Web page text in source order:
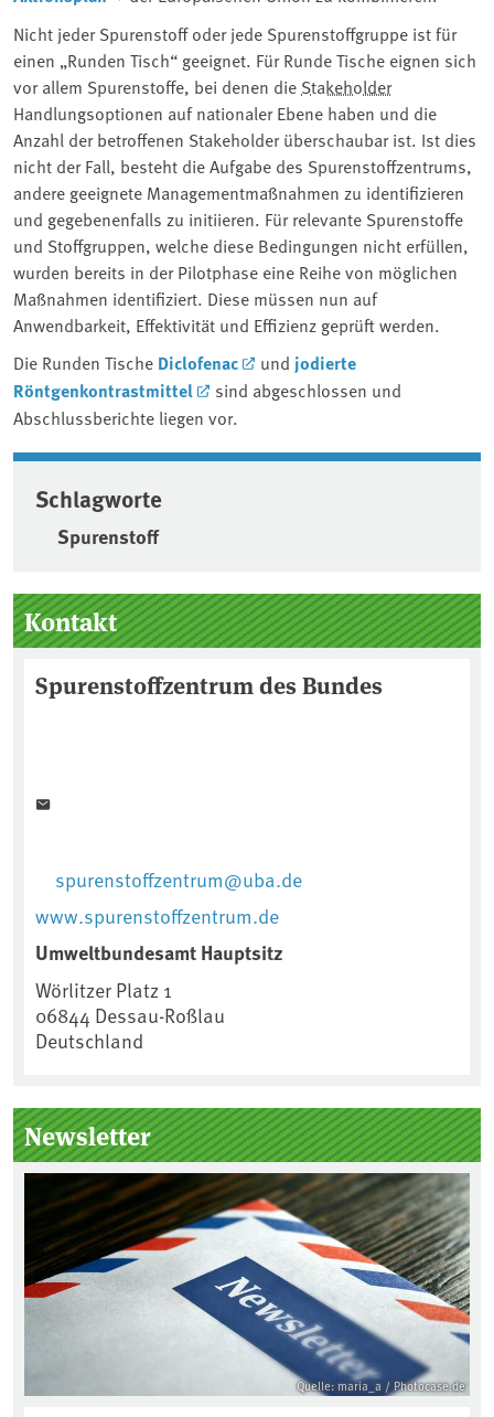
Nicht jeder Spurenstoff oder jede Spurenstoffgruppe ist für
einen „Runden Tisch“ geeignet. Für Runde Tische eignen sich
vor allem Spurenstoffe, bei denen die Stakeholder
Handlungsoptionen auf nationaler Ebene haben und die
Anzahl der betroffenen Stakeholder überschaubar ist. Ist dies
nicht der Fall, besteht die Aufgabe des Spurenstoffzentrums,
andere geeignete Managementmaßnahmen zu identifizieren
und gegebenenfalls zu initiieren. Für relevante Spurenstoffe
und Stoffgruppen, welche diese Bedingungen nicht erfüllen,
wurden bereits in der Pilotphase eine Reihe von möglichen
Maßnahmen identifiziert. Diese müssen nun auf
Anwendbarkeit, Effektivität und Effizienz geprüft werden.
Die Runden Tische Diclofenac und jodierte
Röntgenkontrastmittel
sind abgeschlossen und
Abschlussberichte liegen vor.
Schlagworte
Spurenstoff
Seitenleiste
Kontakt
Spurenstoffzentrum des Bundes
spurenstoffzentrum@uba.de
www.spurenstoffzentrum.de
Umweltbundesamt Hauptsitz
Wörlitzer Platz 1
06844 Dessau-Roßlau
Deutschland
Newsletter
Quelle: maria_a / Photocase.de